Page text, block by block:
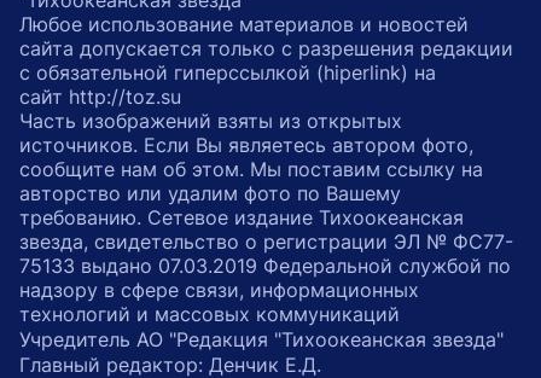
Любое использование материалов и новостей
сайта допускается только с разрешения редакции
с обязательной гиперссылкой (hiperlink) на
сайт http://toz.su
Часть изображений взяты из открытых
источников. Если Вы являетесь автором фото,
сообщите нам об этом. Мы поставим ссылку на
авторство или удалим фото по Вашему
требованию. Сетевое издание Тихоокеанская
звезда, свидетельство о регистрации ЭЛ № ФС77-
75133 выдано 07.03.2019 Федеральной службой по
надзору в сфере связи, информационных
технологий и массовых коммуникаций
Учредитель АО "Редакция "Тихоокеанская звезда"
Главный редактор: Денчик Е.Д.